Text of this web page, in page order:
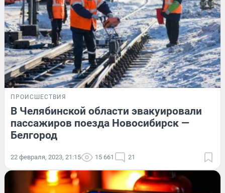
ПРОИСШЕСТВИЯ
В Челябинской области эвакуировали
пассажиров поезда Новосибирск —
Белгород
22 февраля, 2023, 21:15 15 661 21